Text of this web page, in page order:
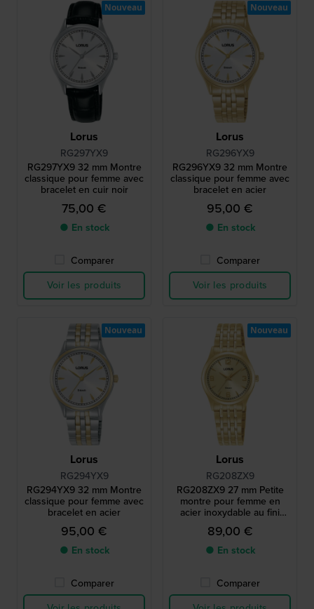
Lorus
RG297YX9
RG297YX9 32 mm Montre
classique pour femme avec
bracelet en cuir noir
75,00 €
● En stock
Comparer
Voir les produits
Nouveau
Lorus
RG296YX9
RG296YX9 32 mm Montre
classique pour femme avec
bracelet en acier
95,00 €
● En stock
Comparer
Voir les produits
Nouveau
Lorus
RG294YX9
RG294YX9 32 mm Montre
classique pour femme avec
bracelet en acier
95,00 €
● En stock
Comparer
Nouveau
Lorus
RG208ZX9
RG208ZX9 27 mm Petite
montre pour femme en
acier inoxydable au fini
doré
89,00 €
● En stock
Comparer
Nouveau